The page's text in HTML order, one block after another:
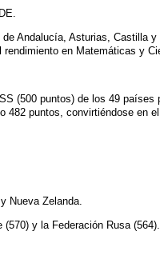
Andalucía, Asturias, Castilla
en Matemáticas y
(500 puntos) de los 49 países
482 puntos, convirtiéndose en
Nueva Zelanda.
y la Federación Rusa